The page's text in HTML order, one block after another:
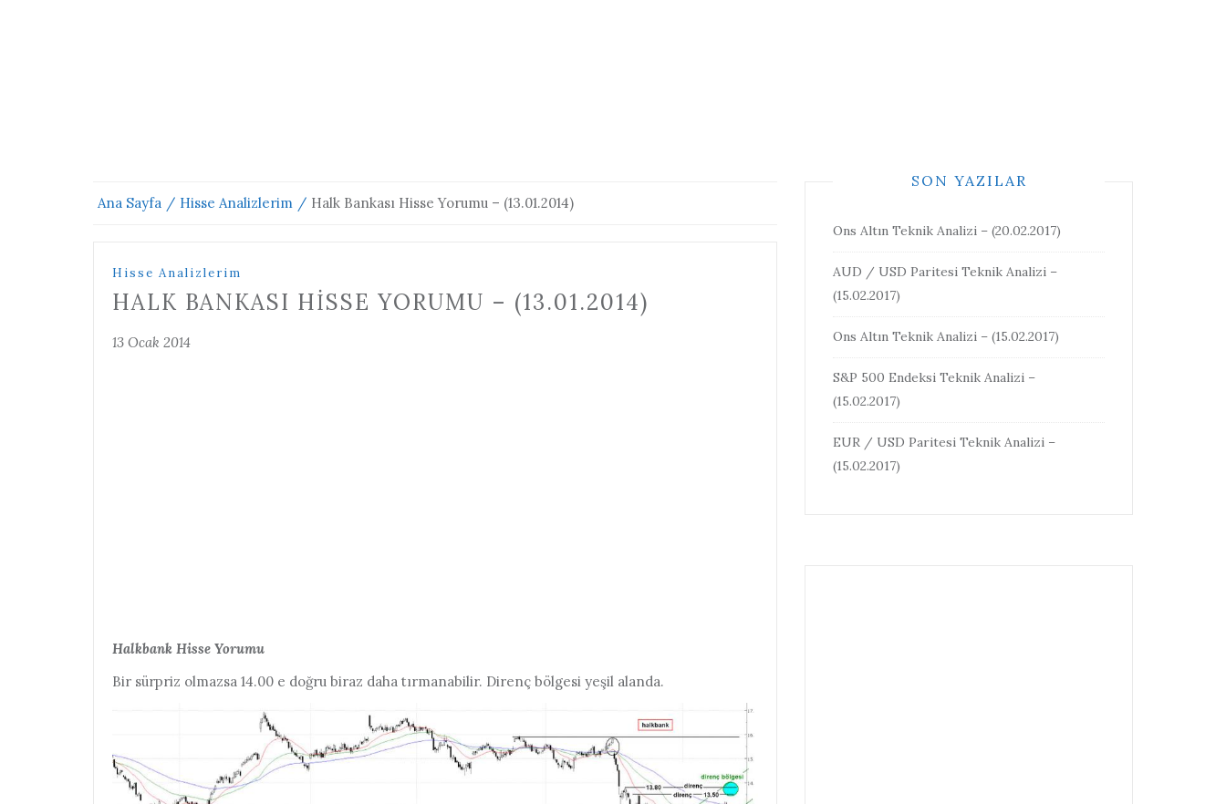
Ana Sayfa Hisse Analizlerim Halk Bankası Hisse Yorumu – (13.01.2014)
Hisse Analizlerim
HALK BANKASI HISSE YORUMU – (13.01.2014)
13 Ocak 2014
Halkbank Hisse Yorumu
Bir sürpriz olmazsa 14.00 e doğru biraz daha tırmanabilir. Direnç bölgesi yeşil alanda.
SON YAZILAR
Ons Altın Teknik Analizi – (20.02.2017)
AUD / USD Paritesi Teknik Analizi –
(15.02.2017)
Ons Altın Teknik Analizi – (15.02.2017)
S&P 500 Endeksi Teknik Analizi –
(15.02.2017)
EUR / USD Paritesi Teknik Analizi –
(15.02.2017)